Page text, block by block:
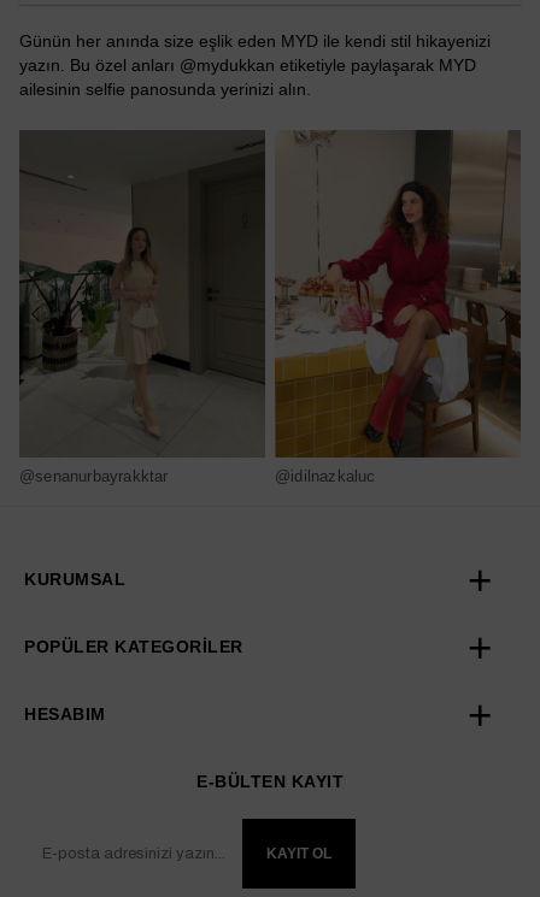
Günün her anında size eşlik eden MYD ile kendi stil hikayenizi
yazın. Bu özel anları @mydukkan etiketiyle paylaşarak MYD
ailesinin selfie panosunda yerinizi alın.
@senanurbayrakktar @idilnazkaluc
KURUMSAL
POPÜLER KATEGORİLER
HESABIM
E-BÜLTEN KAYIT
KAYIT OL